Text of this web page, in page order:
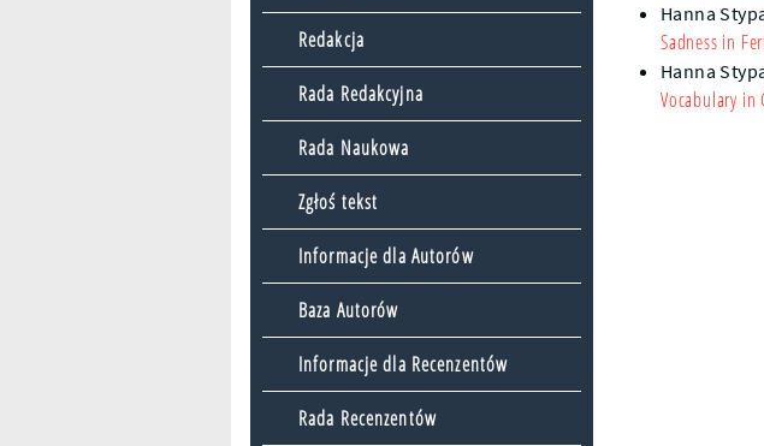
Redakcja
Rada Redakcyjna
Rada Naukowa
Zgłoś tekst
Informacje dla Autorów
Baza Autorów
Informacje dla Recenzentów
Rada Recenzentów
Hanna
Sadness in
Hanna
Vocabulary in